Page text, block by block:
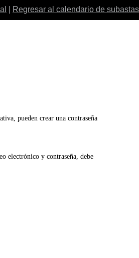
Regresar al calendario de subastas
pueden crear una contraseña
electrónico y contraseña, debe